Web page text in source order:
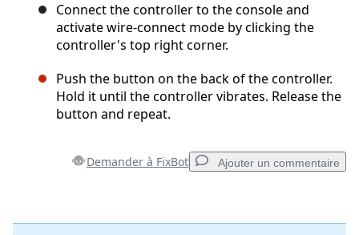
Connect the controller to the console and
activate wire-connect mode by clicking the
controller's top right corner.
Push the button on the back of the controller.
Hold it until the controller vibrates. Release the
button and repeat.
Demander à FixBot Ajouter un commentaire